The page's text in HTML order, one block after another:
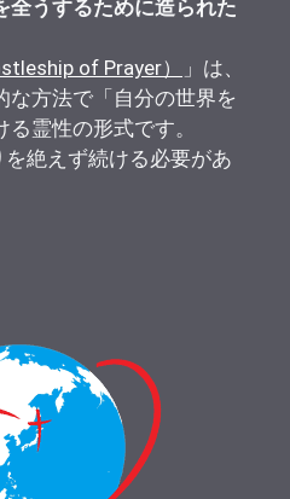
全うするために造られた
of Prayer）
」は、
な方法で「自分の世界を
霊性の形式です。
絶えず続ける必要があ